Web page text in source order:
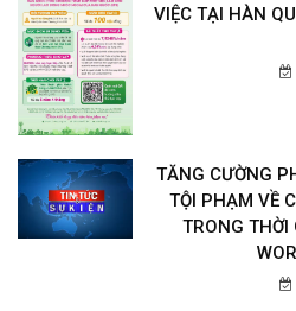
VIỆC TẠI HÀN
TĂNG CƯỜNG
TỘI PHẠM VỀ
TRONG THỜI